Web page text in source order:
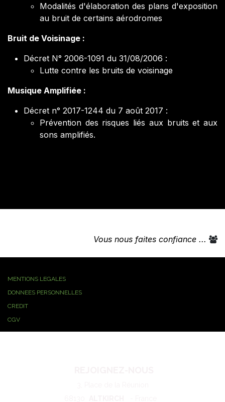
Modalités d'élaboration des plans d'exposition
au bruit de certains aérodromes
Bruit de Voisinage :
Décret N° 2006-1091 du 31/08/2006 :
Lutte contre les bruits de voisinage
Musique Amplifiée :
Décret n° 2017-1244 du 7 août 2017 :
Prévention des risques liés aux bruits et aux
sons amplifiés.
Vous nous faites confiance ...
MENTIONS LEGALES
DONNEES PERSONNELLES
CREDIT
CGV